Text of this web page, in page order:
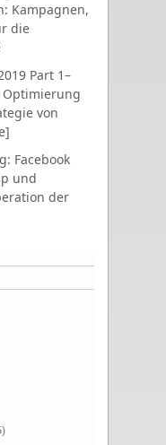
Kampagnen,
die
Part 1–
von
Facebook
und
der